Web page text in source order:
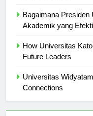
Bagaimana Presiden
How Universitas
Universitas